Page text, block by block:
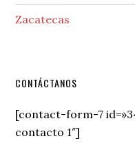
Zacatecas
Secondary
Sidebar
CONTÁCTANOS
[contact-form-7
contacto 1″]